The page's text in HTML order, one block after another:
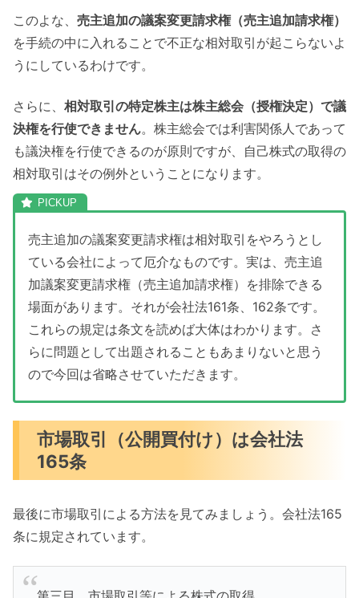
このよな、 売主追加の議案変更請求権（売主追加請求権）
を手続の中に入れることで不正な相対取引が起こらないよ
うにしているわけです。
さらに、 相対取引の特定株主は株主総会（授権決定）で議
決権を行使できません。株主総会では利害関係人であって
も議決権を行使できるのが原則ですが、自己株式の取得の
相対取引はその例外ということになります。
売主追加の議案変更請求権は相対取引をやろうとし
ている会社によって厄介なものです。実は、売主追
加議案変更請求権（売主追加請求権）を排除できる
場面があります。それが会社法161条、162条です。
これらの規定は条文を読めば大体はわかります。さ
らに問題として出題されることもあまりないと思う
ので今回は省略させていただきます。
市場取引（公開買付け）は会社法
165条
最後に市場取引による方法を見てみましょう。会社法165
条に規定されています。